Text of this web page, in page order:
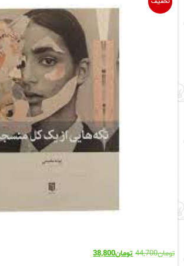
تومان44,700 قیمت
تومان38,800قیمت